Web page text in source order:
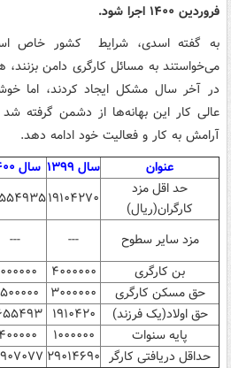
فروردین ۱۴۰۰ اجرا شود.
به گفته اسدی، شرایط کشور خاص
می‌خواستند به مسائل کارگری دامن بزنند،
در آخر سال مشکل ایجاد کردند، اما
عالی کار این بهانه‌ها از دشمن گرفته شد
آرامش به کار و فعالیت خود ادامه دهد.
عنوان
سال ۱۳۹۹ سال ۱۴۰۰
حد اقل مزد
کارگران(ریال)
۱۹۱۰۴۲۷۰
مزد سایر سطوح ---
---
بن کارگری
۴۰۰۰۰۰۰
حق مسکن کارگری
۳۰۰۰۰۰۰
حق اولاد(یک فرزند)
۱۹۱۰۴۲۰
پایه سنوات
۱۰۰۰۰۰۰
حداقل دریافتی کارگر ۲۹۰۱۴۶۹۰